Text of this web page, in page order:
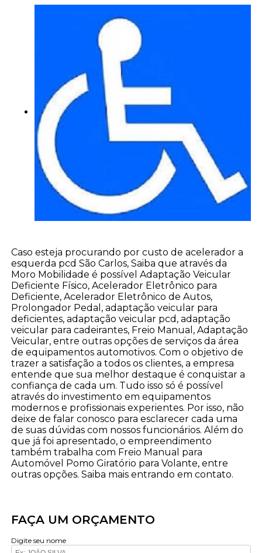
Caso esteja procurando por custo de acelerador a
esquerda pcd São Carlos, Saiba que através da
Moro Mobilidade é possível Adaptação Veicular
Deficiente Físico, Acelerador Eletrônico para
Deficiente, Acelerador Eletrônico de Autos,
Prolongador Pedal, adaptação veicular para
deficientes, adaptação veicular pcd, adaptação
veicular para cadeirantes, Freio Manual, Adaptação
Veicular, entre outras opções de serviços da área
de equipamentos automotivos. Com o objetivo de
trazer a satisfação a todos os clientes, a empresa
entende que sua melhor destaque é conquistar a
confiança de cada um. Tudo isso só é possível
através do investimento em equipamentos
modernos e profissionais experientes. Por isso, não
deixe de falar conosco para esclarecer cada uma
de suas dúvidas com nossos funcionários. Além do
que já foi apresentado, o empreendimento
também trabalha com Freio Manual para
Automóvel Pomo Giratório para Volante, entre
outras opções. Saiba mais entrando em contato.
FAÇA UM ORÇAMENTO
Digite seu nome